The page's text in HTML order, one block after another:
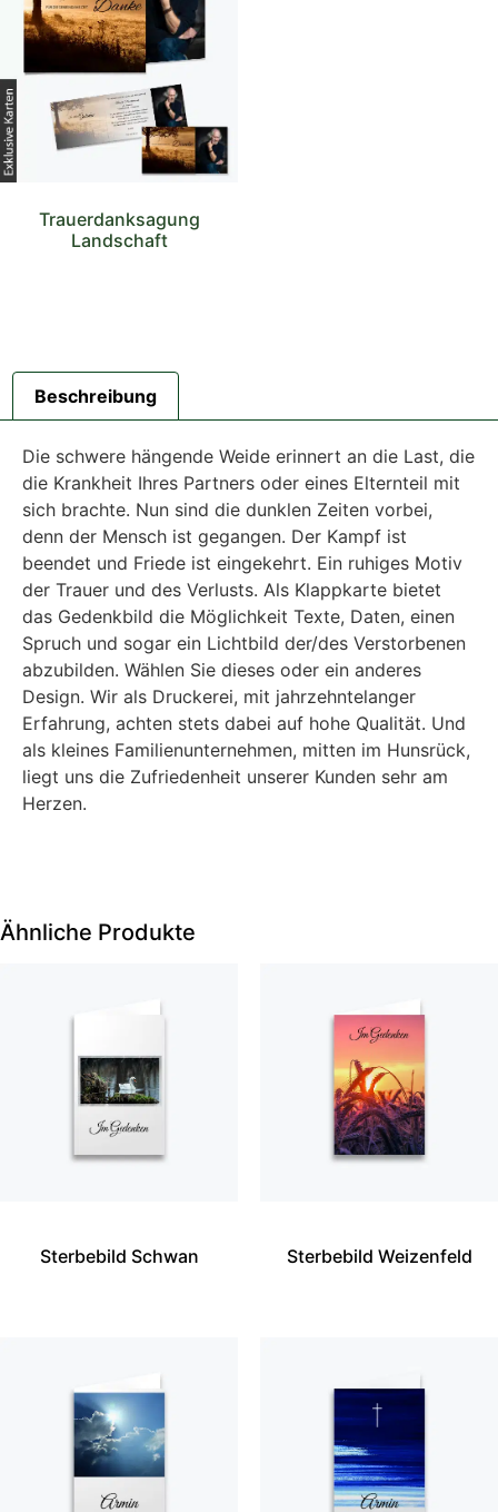
Trauerdanksagung
Landschaft
Beschreibung
Die schwere hängende Weide erinnert an die Last, die
die Krankheit Ihres Partners oder eines Elternteil mit
sich brachte. Nun sind die dunklen Zeiten vorbei,
denn der Mensch ist gegangen. Der Kampf ist
beendet und Friede ist eingekehrt. Ein ruhiges Motiv
der Trauer und des Verlusts. Als Klappkarte bietet
das Gedenkbild die Möglichkeit Texte, Daten, einen
Spruch und sogar ein Lichtbild der/des Verstorbenen
abzubilden. Wählen Sie dieses oder ein anderes
Design. Wir als Druckerei, mit jahrzehntelanger
Erfahrung, achten stets dabei auf hohe Qualität. Und
als kleines Familienunternehmen, mitten im Hunsrück,
liegt uns die Zufriedenheit unserer Kunden sehr am
Herzen.
Ähnliche Produkte
Sterbebild Schwan Sterbebild Weizenfeld